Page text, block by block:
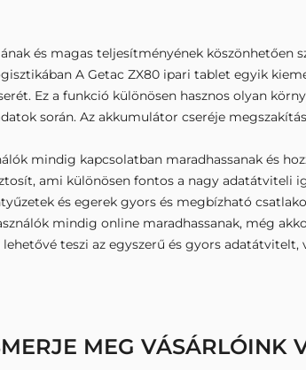
és magas teljesítményének köszönhetően
A Getac ZX80 ipari tablet egyik
Ez a funkció különösen hasznos olyan
során. Az akkumulátor cseréje
mindig kapcsolatban maradhassanak és
ami különösen fontos a nagy adatátviteli
és egerek gyors és megbízható
mindig online maradhassanak, még
teszi az egyszerű és gyors
MEG VÁSÁRLÓINK